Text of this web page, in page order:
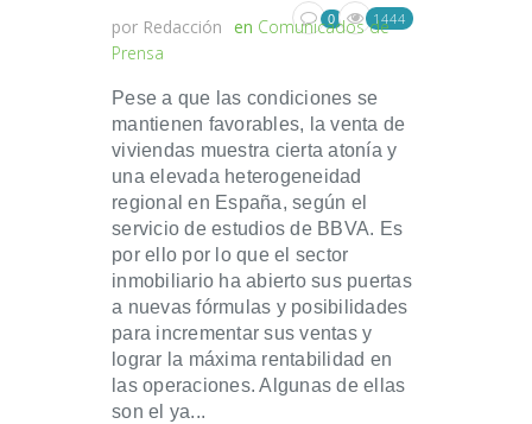
por Redacción en Comunicados de
Prensa
0 1444
Pese a que las condiciones se
mantienen favorables, la venta de
viviendas muestra cierta atonía y
una elevada heterogeneidad
regional en España, según el
servicio de estudios de BBVA. Es
por ello por lo que el sector
inmobiliario ha abierto sus puertas
a nuevas fórmulas y posibilidades
para incrementar sus ventas y
lograr la máxima rentabilidad en
las operaciones. Algunas de ellas
son el ya...